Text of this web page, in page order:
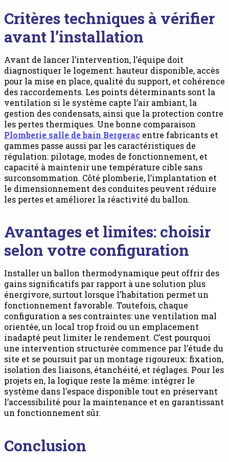
Critères techniques à vérifier
avant l’installation
Avant de lancer l’intervention, l’équipe doit
diagnostiquer le logement: hauteur disponible, accès
pour la mise en place, qualité du support, et cohérence
des raccordements. Les points déterminants sont la
ventilation si le système capte l’air ambiant, la
gestion des condensats, ainsi que la protection contre
les pertes thermiques. Une bonne comparaison
Plomberie salle de bain Bergerac entre fabricants et
gammes passe aussi par les caractéristiques de
régulation: pilotage, modes de fonctionnement, et
capacité à maintenir une température cible sans
surconsommation. Côté plomberie, l’implantation et
le dimensionnement des conduites peuvent réduire
les pertes et améliorer la réactivité du ballon.
Avantages et limites: choisir
selon votre configuration
Installer un ballon thermodynamique peut offrir des
gains significatifs par rapport à une solution plus
énergivore, surtout lorsque l’habitation permet un
fonctionnement favorable. Toutefois, chaque
configuration a ses contraintes: une ventilation mal
orientée, un local trop froid ou un emplacement
inadapté peut limiter le rendement. C’est pourquoi
une intervention structurée commence par l’étude du
site et se poursuit par un montage rigoureux: fixation,
isolation des liaisons, étanchéité, et réglages. Pour les
projets en, la logique reste la même: intégrer le
système dans l’espace disponible tout en préservant
l’accessibilité pour la maintenance et en garantissant
un fonctionnement sûr.
Conclusion